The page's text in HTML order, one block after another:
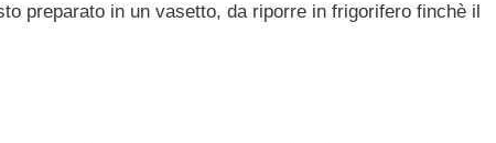
preparato in un vasetto, da riporre in frigorifero finchè il